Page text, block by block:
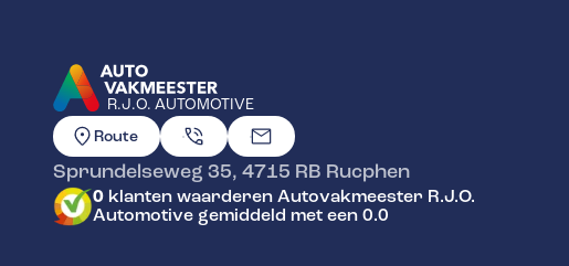
R.J.O. AUTOMOTIVE
GA NAAR DE HOMEPAGINA
Route
Sprundelseweg 35, 4715 RB Rucphen
0 klanten waarderen Autovakmeester R.J.O.
Automotive gemiddeld met een 0.0